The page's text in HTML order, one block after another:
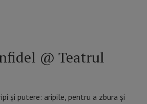
@ Teatrul
și putere: aripile, pentru a zbura și